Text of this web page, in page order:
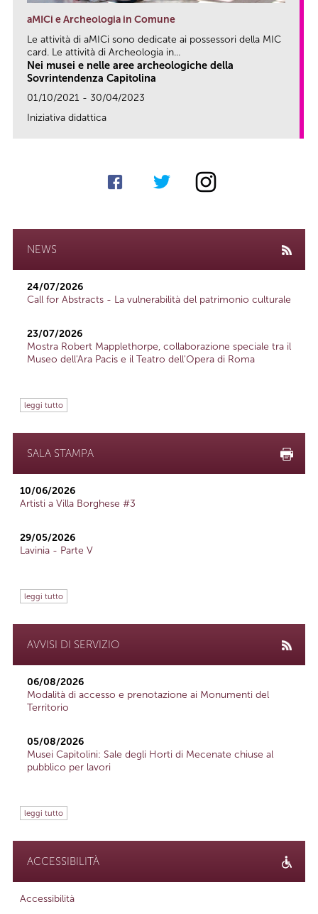
aMICi e Archeologia in Comune
Le attività di aMICi sono dedicate ai possessori della MIC
card. Le attività di Archeologia in...
Nei musei e nelle aree archeologiche della
Sovrintendenza Capitolina
01/10/2021 - 30/04/2023
Iniziativa didattica
NEWS
24/07/2026
Call for Abstracts - La vulnerabilità del patrimonio culturale
23/07/2026
Mostra Robert Mapplethorpe, collaborazione speciale tra il
Museo dell'Ara Pacis e il Teatro dell'Opera di Roma
leggi tutto
SALA STAMPA
10/06/2026
Artisti a Villa Borghese #3
29/05/2026
Lavinia - Parte V
leggi tutto
AVVISI DI SERVIZIO
06/08/2026
Modalità di accesso e prenotazione ai Monumenti del
Territorio
05/08/2026
Musei Capitolini: Sale degli Horti di Mecenate chiuse al
pubblico per lavori
leggi tutto
ACCESSIBILITÀ
Accessibilità